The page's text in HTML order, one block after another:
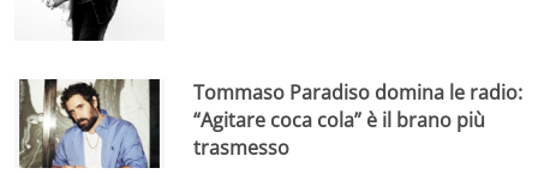
Tommaso Paradiso domina le radio:
“Agitare coca cola” è il brano più
trasmesso